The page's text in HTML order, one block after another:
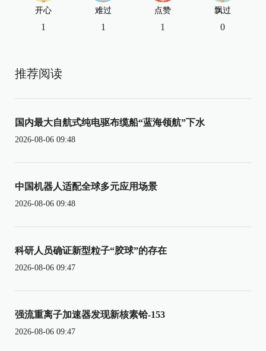
开心
1
难过
1
点赞
1
飘过
0
推荐阅读
国内最大自航式纯电驱布缆船“蓝海领航”下水
2026-08-06 09:48
中国机器人适配全球多元应用场景
2026-08-06 09:48
科研人员确证新型粒子“胶球”的存在
2026-08-06 09:47
强流重离子加速器发现新核素铪-153
2026-08-06 09:47